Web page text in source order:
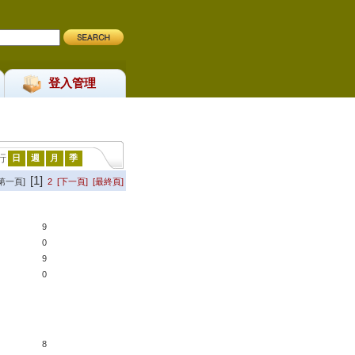
登入管理
日 週 月 季
一頁] [1] 2 [下一頁] [最終頁]
9
0
9
0
8